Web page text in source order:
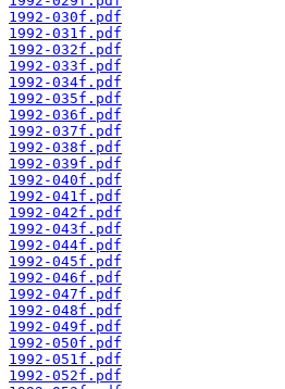
1992-030f.pdf
1992-031f.pdf
1992-032f.pdf
1992-033f.pdf
1992-034f.pdf
1992-035f.pdf
1992-036f.pdf
1992-037f.pdf
1992-038f.pdf
1992-039f.pdf
1992-040f.pdf
1992-041f.pdf
1992-042f.pdf
1992-043f.pdf
1992-044f.pdf
1992-045f.pdf
1992-046f.pdf
1992-047f.pdf
1992-048f.pdf
1992-049f.pdf
1992-050f.pdf
1992-051f.pdf
1992-052f.pdf